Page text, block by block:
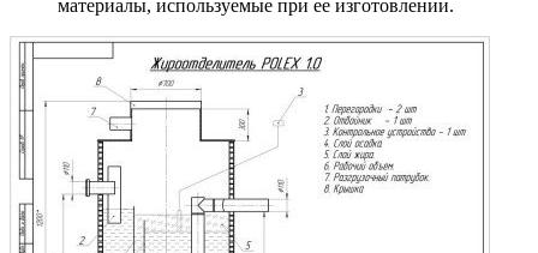
материалы, используемые при ее изготовлении.